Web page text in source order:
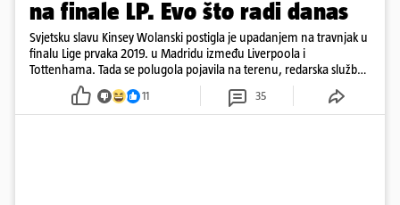
na finale LP. Evo što radi danas
Svjetsku slavu Kinsey Wolanski postigla je upadanjem na travnjak u
finalu Lige prvaka 2019. u Madridu između Liverpoola i
Tottenhama. Tada se polugola pojavila na terenu, redarska služba
ju je lovila po travnjaku, a njezine fotografije obišle su svijet.
11 35